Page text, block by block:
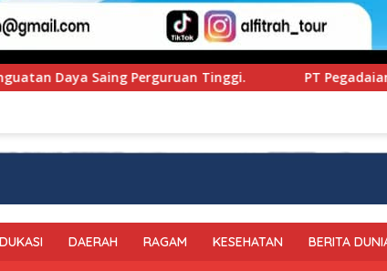
PT Pegadaian Kanwil VI SulSelBarRa
DAERAH RAGAM KESEHATAN BERITA